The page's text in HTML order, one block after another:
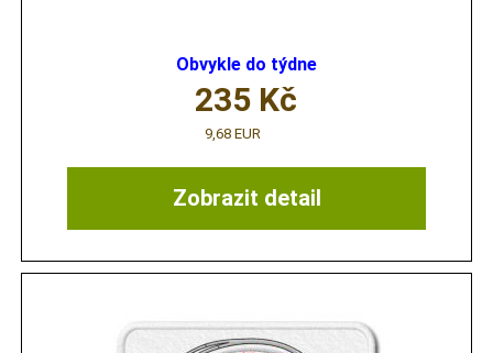
Obvykle do týdne
Zobrazit detail
235 Kč
9,68 EUR